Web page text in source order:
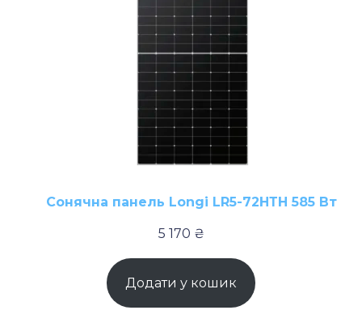
Сонячна панель Longi LR5-72HТH 585 Вт
5 170 ₴
Додати у кошик